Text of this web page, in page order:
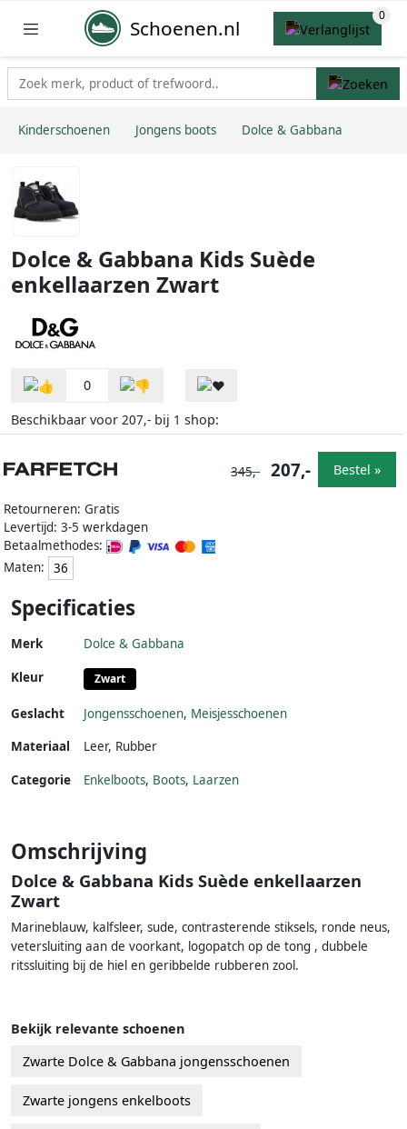
Schoenen.nl
Kinderschoenen Jongens boots Dolce & Gabbana
Dolce & Gabbana Kids Suède
enkellaarzen Zwart
0
Beschikbaar voor 207,- bij 1 shop:
Retourneren: Gratis
Levertijd: 3-5 werkdagen
Betaalmethodes:
Maten:
36
345,- 207,- Bestel »
Specificaties
Merk Dolce & Gabbana
Kleur Zwart
Geslacht Jongensschoenen, Meisjesschoenen
Materiaal
Leer, Rubber
Categorie Enkelboots, Boots, Laarzen
Omschrijving
Dolce & Gabbana Kids Suède enkellaarzen
Zwart
Marineblauw, kalfsleer, sude, contrasterende stiksels, ronde neus,
vetersluiting aan de voorkant, logopatch op de tong , dubbele
ritssluiting bij de hiel en geribbelde rubberen zool.
Bekijk relevante schoenen
Zwarte Dolce & Gabbana jongensschoenen
Zwarte jongens enkelboots